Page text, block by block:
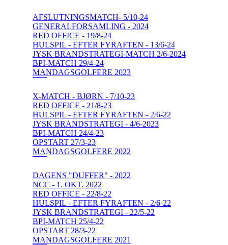
AFSLUTNINGSMATCH- 5/10-24
GENERALFORSAMLING - 2024
RED OFFICE - 19/8-24
HULSPIL - EFTER FYRAFTEN - 13/6-24
JYSK BRANDSTRATEGI-MATCH 2/6-2024
BPI-MATCH 29/4-24
MANDAGSGOLFERE 2023
X-MATCH - BJØRN - 7/10-23
RED OFFICE - 21/8-23
HULSPIL - EFTER FYRAFTEN - 2/6-22
JYSK BRANDSTRATEGI - 4/6-2023
BPI-MATCH 24/4-23
OPSTART 27/3-23
MANDAGSGOLFERE 2022
DAGENS "DUFFER" - 2022
NCC - 1. OKT. 2022
RED OFFICE - 22/8-22
HULSPIL - EFTER FYRAFTEN - 2/6-22
JYSK BRANDSTRATEGI - 22/5-22
BPI-MATCH 25/4-22
OPSTART 28/3-22
MANDAGSGOLFERE 2021